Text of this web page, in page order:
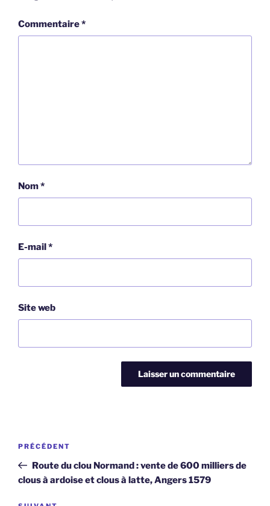
Commentaire*
Nom*
E-mail*
Site web
Navigation
l’article
Article
précédent
PRÉCÉDENT
Route du clou Normand : vente de 600 milliers de
clous à ardoise et clous à latte, Angers 1579